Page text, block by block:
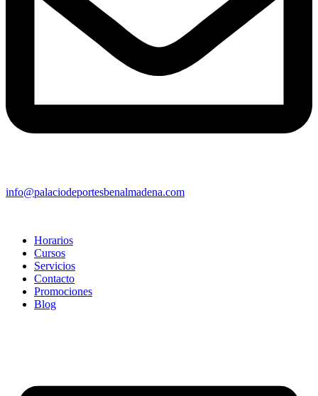
info@palaciodeportesbenalmadena.com
Horarios
Cursos
Servicios
Contacto
Promociones
Blog